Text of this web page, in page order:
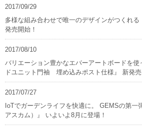
2017/09/29
多様な組み合わせで唯一のデザインがつくれる
発売開始！
2017/08/10
バリエーション豊かなエバーアートボードを
ドユニット門袖 埋め込みポスト仕様』 新発売
2017/07/27
IoTでガーデンライフを快適に。 GEMSの第一
アスカム）』 いよいよ8月に登場！